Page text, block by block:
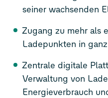
seiner wachsenden
Zugang zu mehr als
Ladepunkten in
Zentrale digitale
Verwaltung von
Energieverbrauch